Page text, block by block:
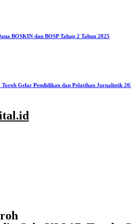
BOSKIN dan BOSP Tahap 2 Tahun 2025
Gelar Pendidikan dan Pelatihan Jurnalistik